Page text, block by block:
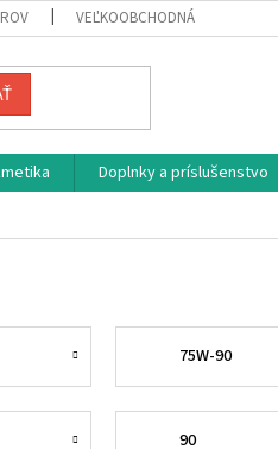
VEĽKOOBCHODNÁ SPOLUPRÁCA
Doplnky a príslušenstvo
75W-90
90